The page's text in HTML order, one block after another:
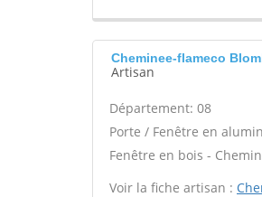
Cheminee-flameco
Artisan
Département: 08
Porte / Fenêtre en
Fenêtre en bois -
Voir la fiche artisan :